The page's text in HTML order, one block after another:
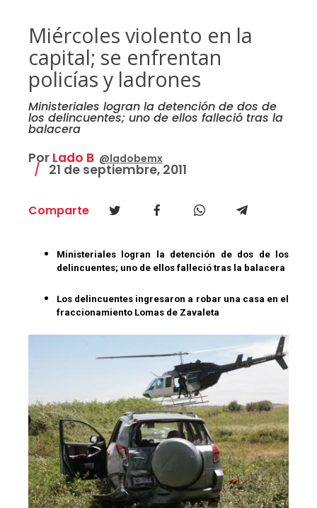
Miércoles violento en la
capital; se enfrentan
policías y ladrones
Ministeriales logran la detención de dos de
los delincuentes; uno de ellos falleció tras la
balacera
Por Lado B @ladobemx
21 de septiembre, 2011
Comparte
Ministeriales logran la detención de dos de los
delincuentes; uno de ellos falleció tras la balacera
Los delincuentes ingresaron a robar una casa en el
fraccionamiento Lomas de Zavaleta